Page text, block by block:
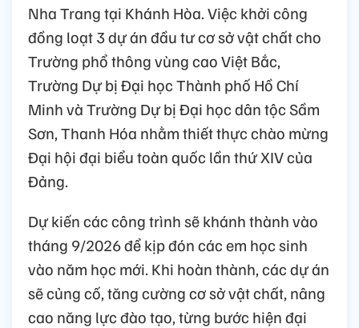
Nha Trang tại Khánh Hòa. Việc khởi công
đồng loạt 3 dự án đầu tư cơ sở vật chất cho
Trường phổ thông vùng cao Việt Bắc,
Trường Dự bị Đại học Thành phố Hồ Chí
Minh và Trường Dự bị Đại học dân tộc Sầm
Sơn, Thanh Hóa nhằm thiết thực chào mừng
Đại hội đại biểu toàn quốc lần thứ XIV của
Đảng.
Dự kiến các công trình sẽ khánh thành vào
tháng 9/2026 để kịp đón các em học sinh
vào năm học mới. Khi hoàn thành, các dự án
sẽ củng cố, tăng cường cơ sở vật chất, nâng
cao năng lực đào tạo, từng bước hiện đại